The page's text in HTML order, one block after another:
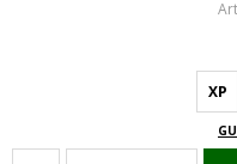
XP